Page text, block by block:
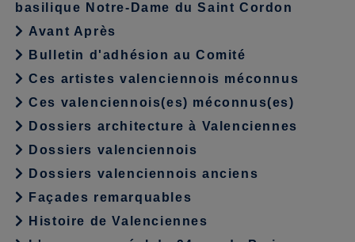
basilique Notre-Dame du Saint Cordon
Avant Après
Bulletin d'adhésion au Comité
Ces artistes valenciennois méconnus
Ces valenciennois(es) méconnus(es)
Dossiers architecture à Valenciennes
Dossiers valenciennois
Dossiers valenciennois anciens
Façades remarquables
Histoire de Valenciennes